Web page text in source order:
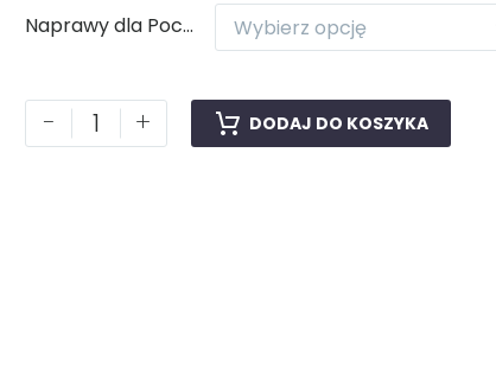
Naprawy dla Poco Wybierz opcję
- + DODAJ DO KOSZYKA